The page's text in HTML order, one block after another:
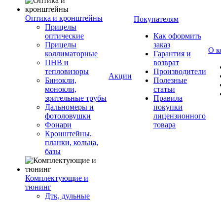
Оптика и кронштейны
Прицелы
оптические
Прицелы
коллиматорные
ПНВ и
тепловизоры
Бинокли,
монокли,
зрительные трубы
Дальномеры и
фотоловушки
Фонари
Кронштейны,
планки, кольца,
базы
Комплектующие и
тюнинг
Дтк, дульные
Акции
Покупателям
Как оформить
заказ
Гарантия и
возврат
Производители
Полезные
статьи
Правила
покупки
лицензионного
товара
О